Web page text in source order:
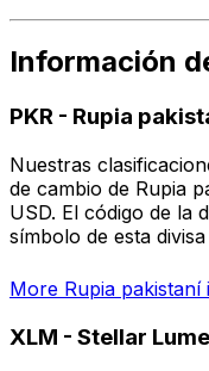
Información
PKR - Rupia
Nuestras
de cambio de Rupia
USD. El código de la
símbolo de esta
More Rupia pakistaní
XLM - Stellar